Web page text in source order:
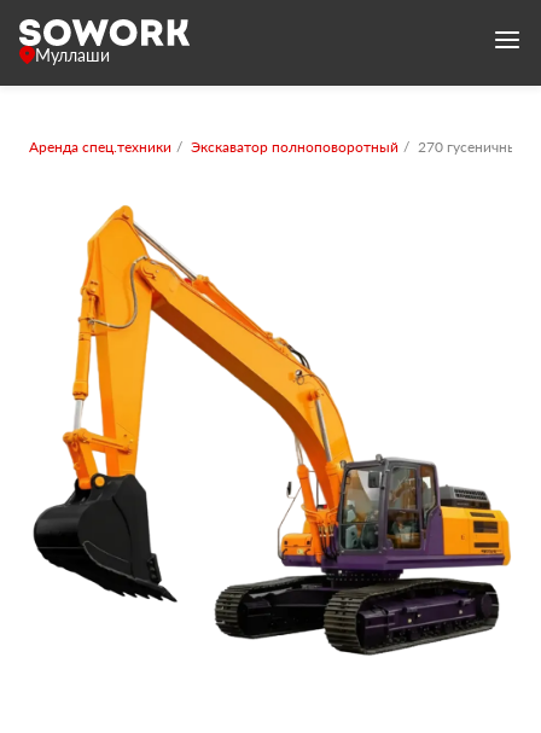
Муллаши
Аренда спец.техники Экскаватор полноповоротный 270 гусеничный